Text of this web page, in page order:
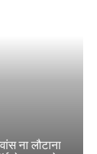
ना लौटाना